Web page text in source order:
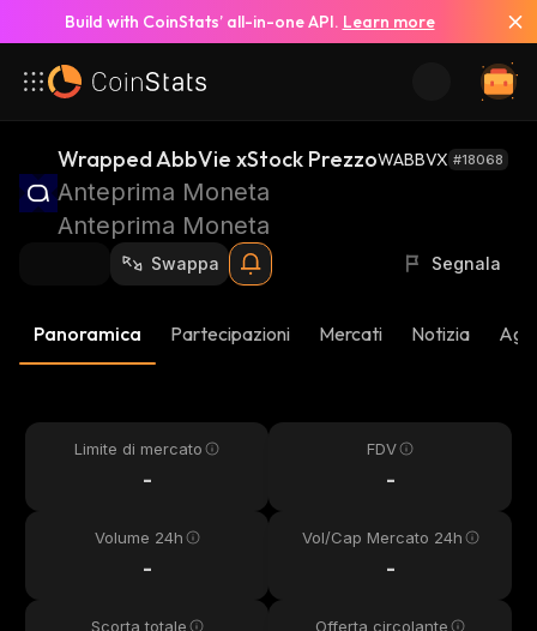
Build with CoinStats’ all-in-one API. Learn more
Wrapped AbbVie xStock PrezzoWABBVX #18068
Anteprima Moneta
Anteprima Moneta
Swappa Segnala
Panoramica Partecipazioni Mercati Notizia
Limite di mercato
-
FDV
-
Volume 24h
-
Vol/Cap Mercato 24h
-
Scorta totale Offerta circolante